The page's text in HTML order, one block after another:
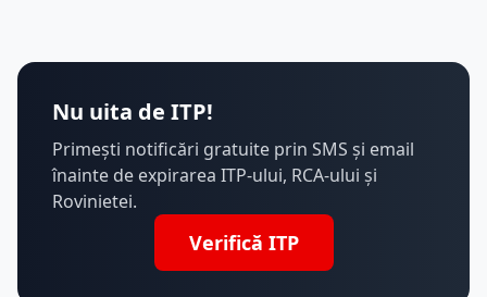
Nu uita de ITP!
Primești notificări gratuite prin SMS și email
înainte de expirarea ITP-ului, RCA-ului și
Rovinietei.
Verifică ITP